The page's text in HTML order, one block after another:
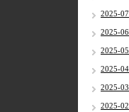
2025-07
2025-06
2025-05
2025-04
2025-03
2025-02